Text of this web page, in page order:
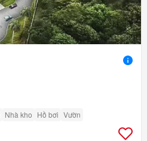
Nhà kho Hồ bơi Vườn